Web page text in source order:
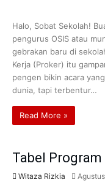
Halo, Sobat Sekolah!
pengurus OSIS atau
gebrakan baru di
Kerja (Proker) itu
pengen bikin acara
dunia, tapi terbentur…
Read More »
Tabel Program
Witaza Rizkia